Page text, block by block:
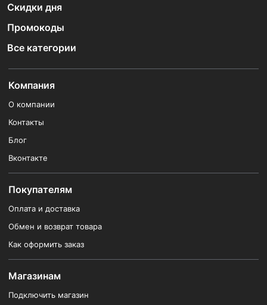
Скидки дня
Промокоды
Все категории
Компания
О компании
Контакты
Блог
Вконтакте
Покупателям
Оплата и доставка
Обмен и возврат товара
Как оформить заказ
Магазинам
Подключить магазин